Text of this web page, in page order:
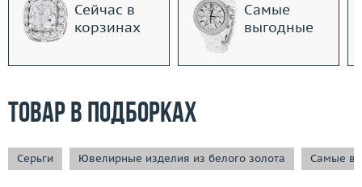
Сейчас в
корзинах
Самые
выгодные
Товар в подборках
Серьги Ювелирные изделия из белого золота Самые